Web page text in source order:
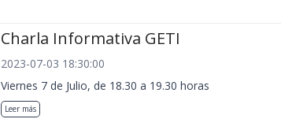
Charla Informativa GETI
2023-07-03 18:30:00
Viernes 7 de Julio, de 18.30 a 19.30 horas
Leer más